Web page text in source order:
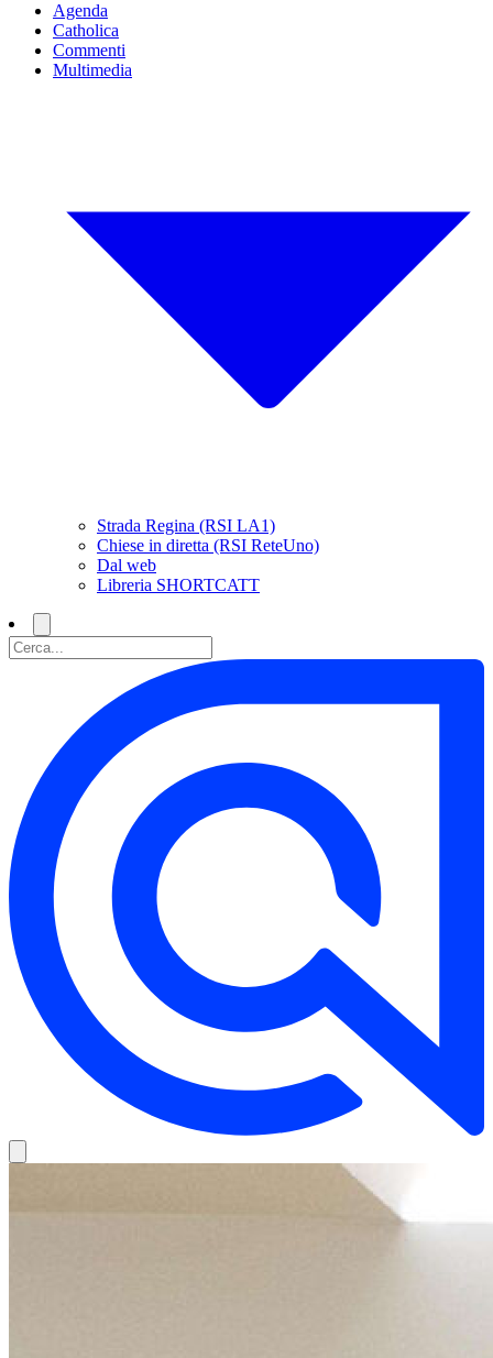
Agenda
Catholica
Commenti
Multimedia
Strada Regina (RSI LA1)
Chiese in diretta (RSI ReteUno)
Dal web
Libreria SHORTCATT